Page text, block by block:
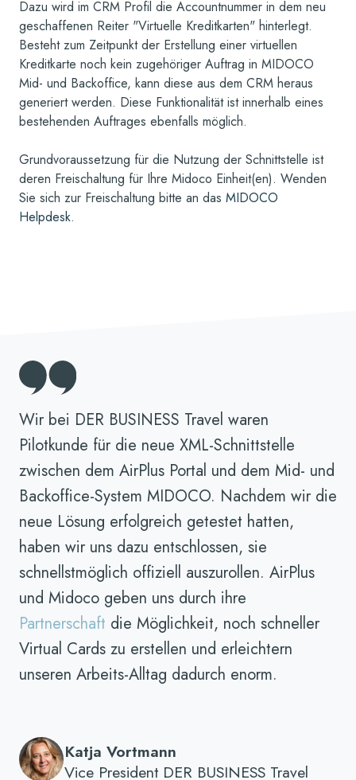
Dazu wird im CRM Profil die Accountnummer in dem neu
geschaffenen Reiter "Virtuelle Kreditkarten" hinterlegt.
Besteht zum Zeitpunkt der Erstellung einer virtuellen
Kreditkarte noch kein zugehöriger Auftrag in MIDOCO
Mid- und Backoffice, kann diese aus dem CRM heraus
generiert werden. Diese Funktionalität ist innerhalb eines
bestehenden Auftrages ebenfalls möglich.
Grundvoraussetzung für die Nutzung der Schnittstelle ist
deren Freischaltung für Ihre Midoco Einheit(en). Wenden
Sie sich zur Freischaltung bitte an das MIDOCO
Helpdesk.
Wir bei DER BUSINESS Travel waren
Pilotkunde für die neue XML-Schnittstelle
zwischen dem AirPlus Portal und dem Mid- und
Backoffice-System MIDOCO. Nachdem wir die
neue Lösung erfolgreich getestet hatten,
haben wir uns dazu entschlossen, sie
schnellstmöglich offiziell auszurollen. AirPlus
und Midoco geben uns durch ihre
die Möglichkeit, noch schneller
Virtual Cards zu erstellen und erleichtern
unseren Arbeits-Alltag dadurch enorm.
Katja Vortmann
Vice President DER BUSINESS Travel
Partnerschaft